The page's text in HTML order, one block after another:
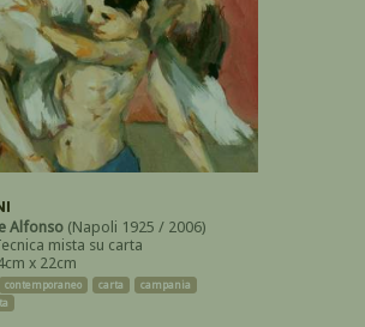
Alfonso (Napoli 1925 / 2006)
mista su carta
x 22cm
contemporaneo carta
campania